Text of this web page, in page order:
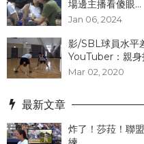
場邊主播看傻眼...
Jan 06, 2024
影/SBL球員水平
YouTuber：親身
Mar 02, 2020
最新文章
炸了！​莎菈！聯